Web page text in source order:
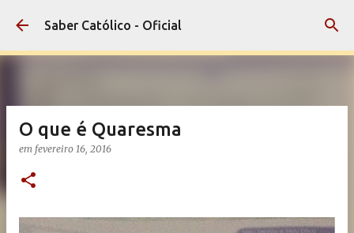
Pular para o conteúdo principal
Saber Católico - Oficial
O que é Quaresma
em fevereiro 16, 2016